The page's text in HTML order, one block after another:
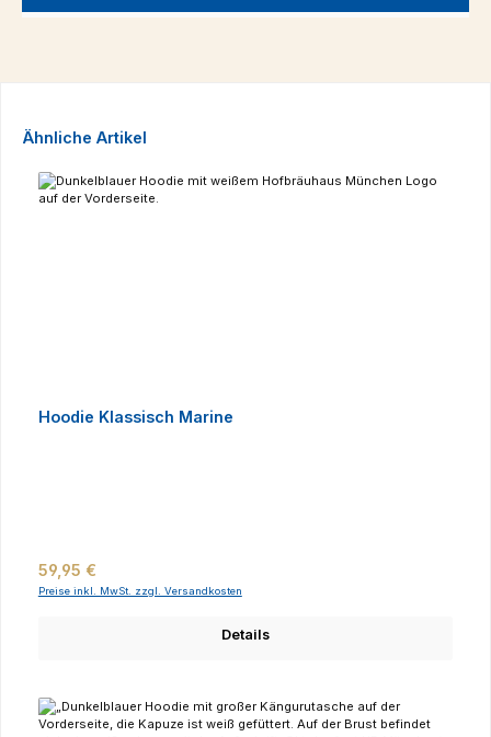
Produktgalerie überspringen
Ähnliche Artikel
Hoodie Klassisch Marine
Regulärer Preis:
59,95 €
Preise inkl. MwSt. zzgl. Versandkosten
Details